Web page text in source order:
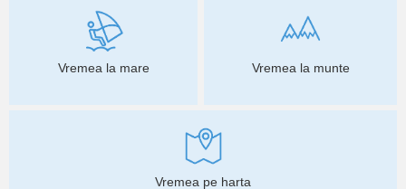
Vremea la mare Vremea la munte
Vremea pe harta